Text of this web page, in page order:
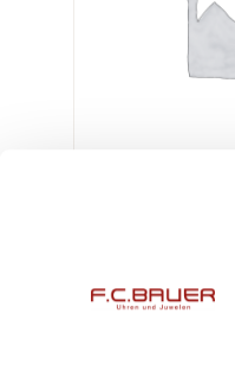
F.C. Bauer
Peter-Auzinger-